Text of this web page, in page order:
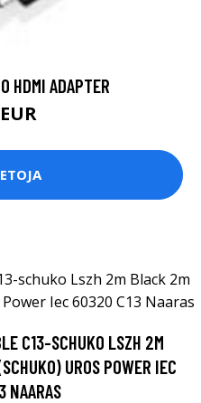
HDMI ADAPTER
C13-SCHUKO LSZH 2M
UROS POWER IEC
NAARAS